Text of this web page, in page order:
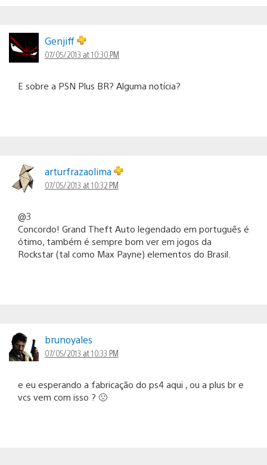
Genjiff
07/05/2013 at 10:30 PM
E sobre a PSN Plus BR? Alguma notícia?
arturfrazaolima
07/05/2013 at 10:32 PM
@3
Concordo! Grand Theft Auto legendado em português é
ótimo, também é sempre bom ver em jogos da
Rockstar (tal como Max Payne) elementos do Brasil.
brunoyales
07/05/2013 at 10:33 PM
e eu esperando a fabricação do ps4 aqui , ou a plus br e
vcs vem com isso ? 🙁